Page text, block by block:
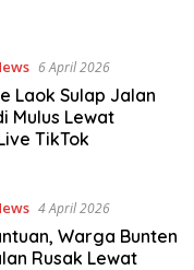
6 April 2026
Laok Sulap Jalan
Mulus Lewat
TikTok
4 April 2026
Warga Bunten
Rusak Lewat